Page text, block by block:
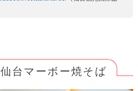
台マーボー焼そば